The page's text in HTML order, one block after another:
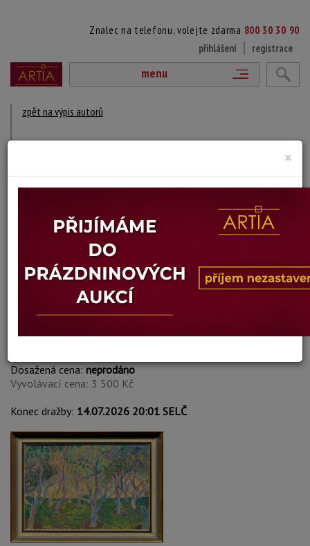
Znalec na telefonu, volejte zdarma 800 30 30 90
přihlášení
registrace
menu
zpět na výpis autorů
1916 Göteborg, Švédsko - 1979
DÍLA V AUKCÍCH
Kenny Wenkel
10. STROMY
Dosažená cena:neprodáno
Vyvolávací cena: 3 500 Kč
Konec dražby: 14.07.2026 20:01 SELČ
×